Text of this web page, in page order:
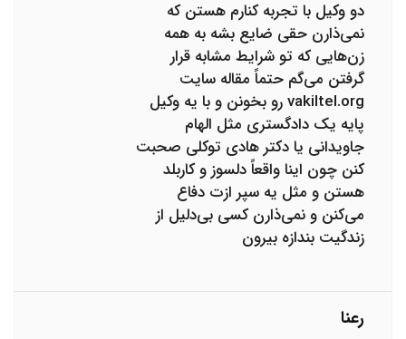
دو وکیل با تجربه کنارم هستن که
نمی‌ذارن حقی ضایع بشه به همه
زن‌هایی که تو شرایط مشابه قرار
گرفتن می‌گم حتماً مقاله سایت
vakiltel.org رو بخونن و با یه وکیل
پایه یک دادگستری مثل الهام
جاویدانی یا دکتر هادی توکلی صحبت
کنن چون اینا واقعاً دلسوز و کاربلد
هستن و مثل یه سپر ازت دفاع
می‌کنن و نمی‌ذارن کسی بی‌دلیل از
زندگیت بندازه بیرون
رعنا